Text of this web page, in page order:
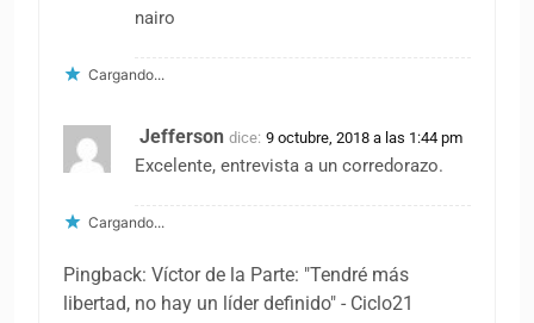
nairo
Cargando...
Jefferson dice: 9 octubre, 2018 a las 1:44 pm
Excelente, entrevista a un corredorazo.
Cargando...
Pingback: Víctor de la Parte: "Tendré más
libertad, no hay un líder definido" - Ciclo21